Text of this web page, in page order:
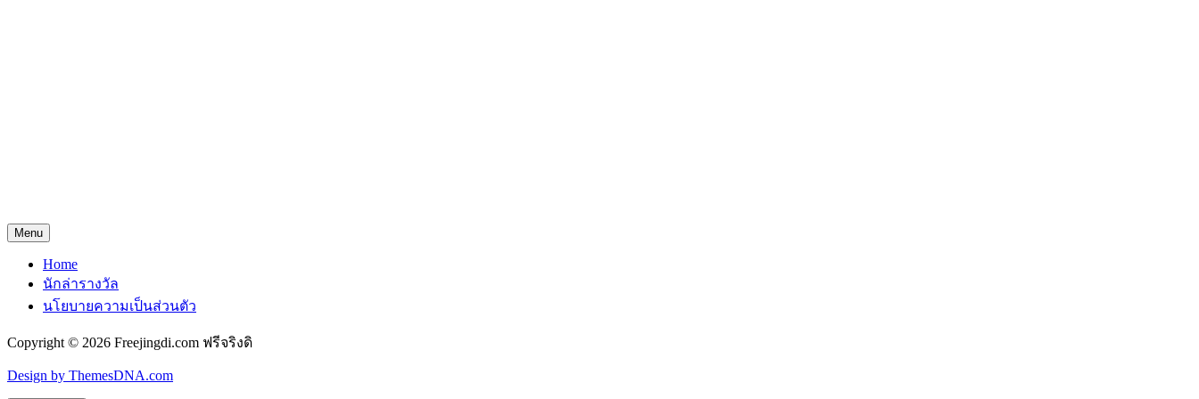
Menu
Home
นักล่ารางวัล
นโยบายความเป็นส่วนตัว
Copyright © 2026 Freejingdi.com ฟรีจริงดิ
Design by ThemesDNA.com